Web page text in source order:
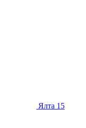
Ялта 15